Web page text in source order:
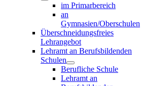
im Primarbereich
an
Gymnasien/Oberschulen
Überschneidungsfreies
Lehrangebot
Lehramt an Berufsbildenden
Schulen
Berufliche Schule
Lehramt an